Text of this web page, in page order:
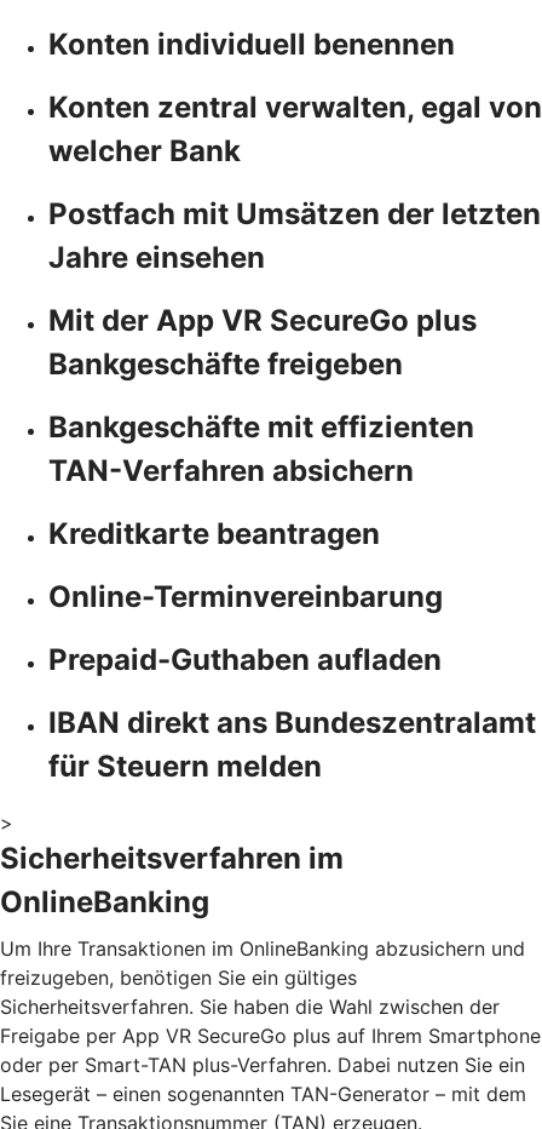
Konten individuell benennen
Konten zentral verwalten, egal von
welcher Bank
Postfach mit Umsätzen der letzten
Jahre einsehen
Mit der App VR SecureGo plus
Bankgeschäfte freigeben
Bankgeschäfte mit effizienten
TAN-Verfahren absichern
Kreditkarte beantragen
Online-Terminvereinbarung
Prepaid-Guthaben aufladen
IBAN direkt ans Bundeszentralamt
für Steuern melden
>
Sicherheitsverfahren im
OnlineBanking
Um Ihre Transaktionen im OnlineBanking abzusichern und
freizugeben, benötigen Sie ein gültiges
Sicherheitsverfahren. Sie haben die Wahl zwischen der
Freigabe per App VR SecureGo plus auf Ihrem Smartphone
oder per Smart-TAN plus-Verfahren. Dabei nutzen Sie ein
Lesegerät – einen sogenannten TAN-Generator – mit dem
Sie eine Transaktionsnummer (TAN) erzeugen.